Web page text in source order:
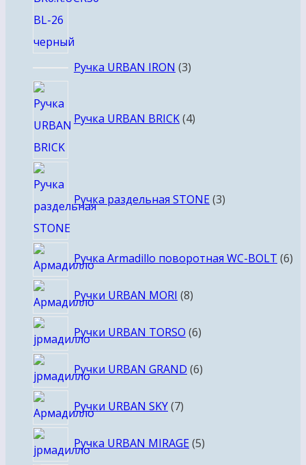
Ручка URBAN IRON 33
Ручка URBAN BRICK 4товара
Ручка раздельная STONE 3товара
Ручка Armadillo поворотная WC-BOLT 66
Ручки URBAN MORI 88
Ручки URBAN TORSO 66
Ручки URBAN GRAND 66
Ручки URBAN SKY 77
Ручка URBAN MIRAGE 55